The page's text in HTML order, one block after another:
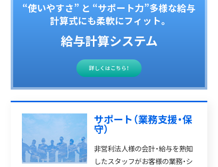
“使いやすさ” と “サポート力”多様な給与
計算式にも柔軟にフィット。
給与計算システム
詳しくはこちら！
サポート（業務支援・保
守）
非営利法人様の会計・給与を熟知
したスタッフがお客様の業務・シ